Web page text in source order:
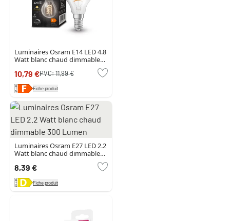
Luminaires Osram E14 LED 4.8
Watt blanc chaud dimmable
10,79 €PVC:11,99 €
Fiche produit
Luminaires Osram E27 LED 2.2
Watt blanc chaud dimmable
8,39 €
Fiche produit